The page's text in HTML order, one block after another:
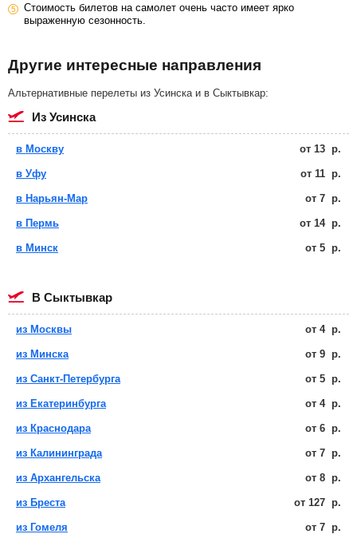
Стоимость билетов на самолет очень часто имеет ярко
выраженную сезонность.
Другие интересные направления
Альтернативные перелеты из Усинска и в Сыктывкар:
из Усинска
в Москву от 13 р.
в Уфу от 11 р.
в Нарьян-Мар от 7 р.
в Пермь от 14 р.
в Минск от 5 р.
в Сыктывкар
из Москвы от 4 р.
из Минска от 9 р.
из Санкт-Петербурга от 5 р.
из Екатеринбурга от 4 р.
из Краснодара от 6 р.
из Калининграда от 7 р.
из Архангельска от 8 р.
из Бреста от 127 р.
из Гомеля от 7 р.